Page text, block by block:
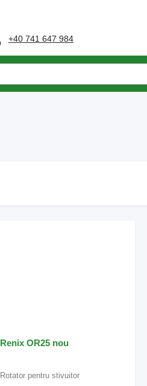
+40 741 647 984
Renix OR25 nou
Rotator pentru stivuitor